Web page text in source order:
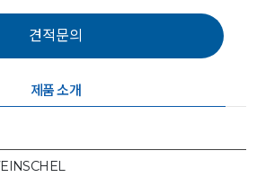
제품 소개